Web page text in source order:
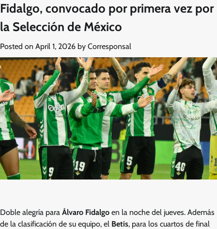
Fidalgo, convocado por primera vez por
la Selección de México
Posted on April 1, 2026 by Corresponsal
Doble alegría para Álvaro Fidalgo en la noche del jueves. Además
de la clasificación de su equipo, el Betis, para los cuartos de final